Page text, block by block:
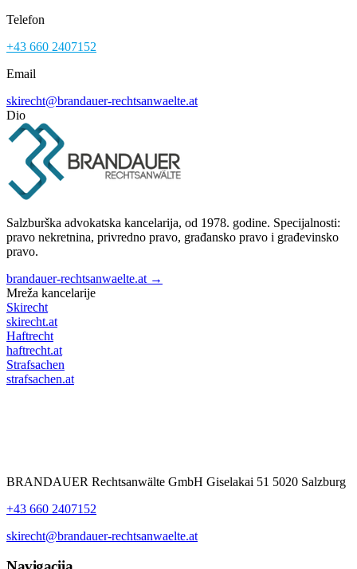
Telefon
+43 660 2407152
Email
skirecht@brandauer-rechtsanwaelte.at
Dio
Salzburška advokatska kancelarija, od 1978. godine. Specijalnosti:
pravo nekretnina, privredno pravo, građansko pravo i građevinsko
pravo.
brandauer-rechtsanwaelte.at →
Mreža kancelarije
Skirecht
skirecht.at
Haftrecht
haftrecht.at
Strafsachen
strafsachen.at
BRANDAUER Rechtsanwälte GmbH Giselakai 51 5020 Salzburg
+43 660 2407152
skirecht@brandauer-rechtsanwaelte.at